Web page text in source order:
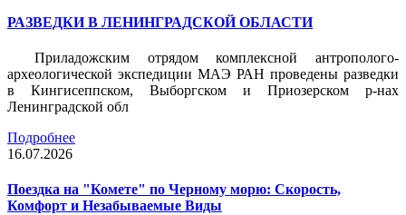
РАЗВЕДКИ В ЛЕНИНГРАДСКОЙ ОБЛАСТИ
Приладожским отрядом комплексной антрополого-
археологической экспедиции МАЭ РАН проведены разведки
в Кингисеппском, Выборгском и Приозерском р-нах
Ленинградской обл
Подробнее
16.07.2026
Поездка на "Комете" по Черному морю: Скорость,
Комфорт и Незабываемые Виды